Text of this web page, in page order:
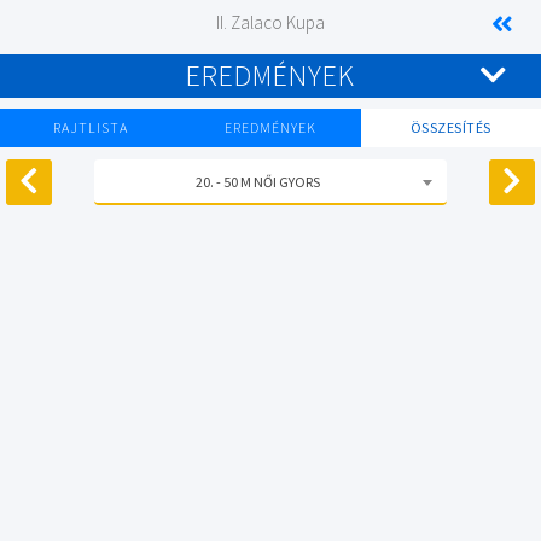
II. Zalaco Kupa
EREDMÉNYEK
RAJTLISTA EREDMÉNYEK ÖSSZESÍTÉS
20. - 50 M NŐI GYORS